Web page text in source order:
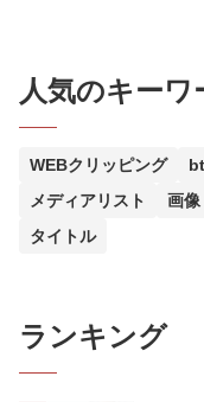
人気のキーワ
WEBクリッピング
メディアリスト
画像
タイトル
ランキング